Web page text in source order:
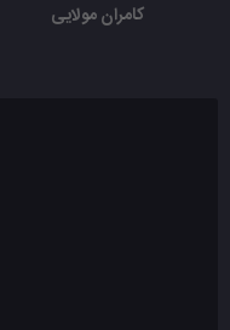
کامران مولایی